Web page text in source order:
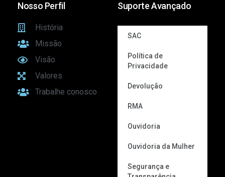
Nosso Perfil
História
Missão
Visão
Valores
Trabalhe conosco
Suporte Avançado
SAC
Política de
Privacidade
Devolução
RMA
Ouvidoria
Ouvidoria da Mulher
Segurança e